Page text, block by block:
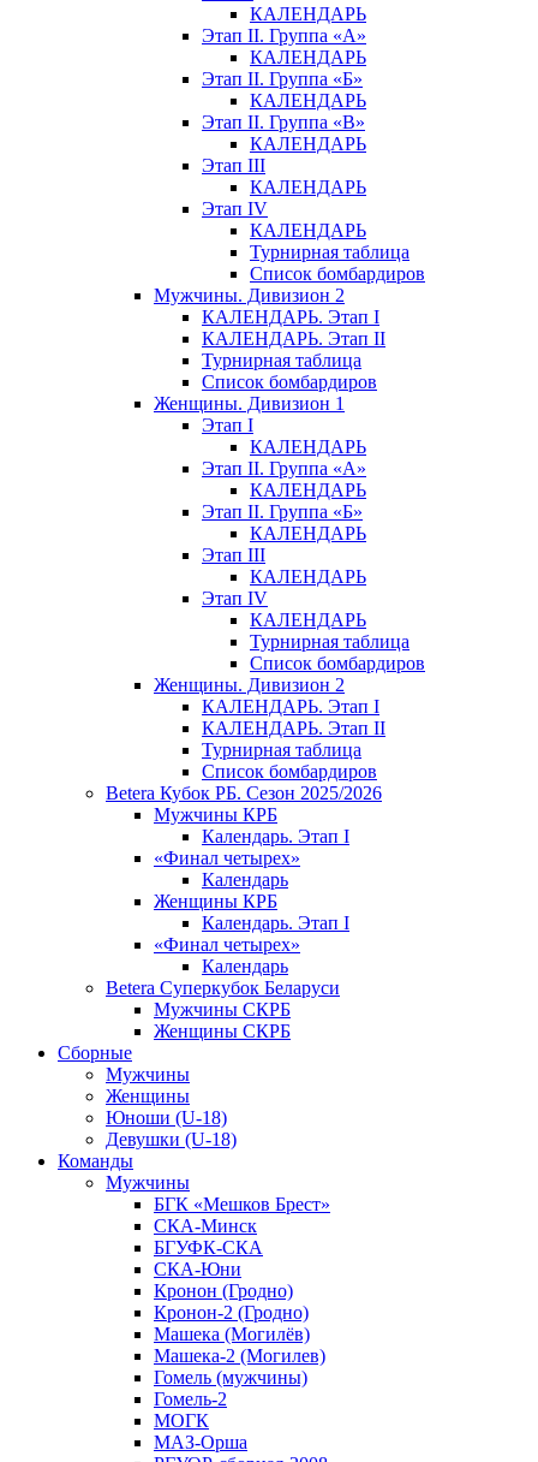
КАЛЕНДАРЬ
Этап II. Группа «А»
КАЛЕНДАРЬ
Этап II. Группа «Б»
КАЛЕНДАРЬ
Этап II. Группа «В»
КАЛЕНДАРЬ
Этап III
КАЛЕНДАРЬ
Этап IV
КАЛЕНДАРЬ
Турнирная таблица
Список бомбардиров
Мужчины. Дивизион 2
КАЛЕНДАРЬ. Этап I
КАЛЕНДАРЬ. Этап II
Турнирная таблица
Список бомбардиров
Женщины. Дивизион 1
Этап I
КАЛЕНДАРЬ
Этап II. Группа «А»
КАЛЕНДАРЬ
Этап II. Группа «Б»
КАЛЕНДАРЬ
Этап III
КАЛЕНДАРЬ
Этап IV
КАЛЕНДАРЬ
Турнирная таблица
Список бомбардиров
Женщины. Дивизион 2
КАЛЕНДАРЬ. Этап I
КАЛЕНДАРЬ. Этап II
Турнирная таблица
Список бомбардиров
Betera Кубок РБ. Сезон 2025/2026
Мужчины КРБ
Календарь. Этап I
«Финал четырех»
Календарь
Женщины КРБ
Календарь. Этап I
«Финал четырех»
Календарь
Betera Суперкубок Беларуси
Мужчины СКРБ
Женщины СКРБ
Сборные
Мужчины
Женщины
Юноши (U-18)
Девушки (U-18)
Команды
Мужчины
БГК «Мешков Брест»
СКА-Минск
БГУФК-СКА
СКА-Юни
Кронон (Гродно)
Кронон-2 (Гродно)
Машека (Могилёв)
Машека-2 (Могилев)
Гомель (мужчины)
Гомель-2
МОГК
МАЗ-Орша